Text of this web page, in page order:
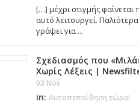
[…] μέχρι στιγμής φαίνεται
αυτό λειτουργεί.
γράψει για ...
Σχεδιασμός που
Χωρίς Λέξεις |
03 Νοέ
in: Αυτοπεποίθηση τώρα!